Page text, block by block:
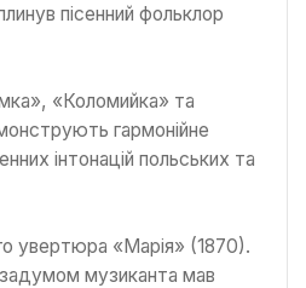
пісенний фольклор
«Коломийка» та
гармонійне
інтонацій польських та
увертюра «Марія» (1870).
музиканта мав